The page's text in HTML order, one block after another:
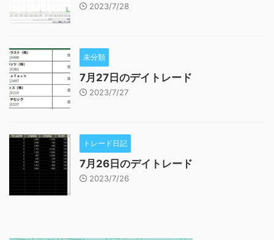
2023/7/28
未分類
7月27日のデイトレード
2023/7/27
トレード日記
7月26日のデイトレード
2023/7/26